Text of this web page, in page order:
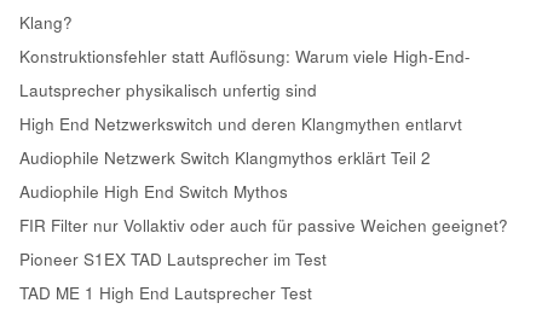
Klang?
Konstruktionsfehler statt Auflösung: Warum viele High-End-
Lautsprecher physikalisch unfertig sind
High End Netzwerkswitch und deren Klangmythen entlarvt
Audiophile Netzwerk Switch Klangmythos erklärt Teil 2
Audiophile High End Switch Mythos
FIR Filter nur Vollaktiv oder auch für passive Weichen geeignet?
Pioneer S1EX TAD Lautsprecher im Test
TAD ME 1 High End Lautsprecher Test